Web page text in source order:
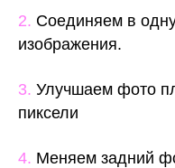
2. Соединяем в
изображения.
3. Улучшаем фото
пиксели
4. Меняем задний